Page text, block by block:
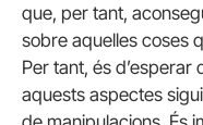
que, per tant,
sobre aquelles coses
Per tant, és
aquests aspectes